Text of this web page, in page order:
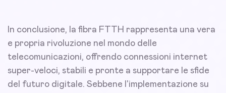
In conclusione, la fibra FTTH rappresenta una vera
e propria rivoluzione nel mondo delle
telecomunicazioni, offrendo connessioni internet
super-veloci, stabili e pronte a supportare le sfide
del futuro digitale. Sebbene l'implementazione su